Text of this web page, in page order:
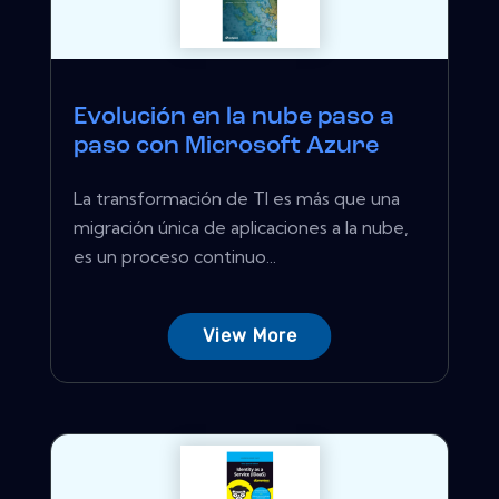
Evolución en la nube paso a
paso con Microsoft Azure
La transformación de TI es más que una
migración única de aplicaciones a la nube,
es un proceso continuo...
View More